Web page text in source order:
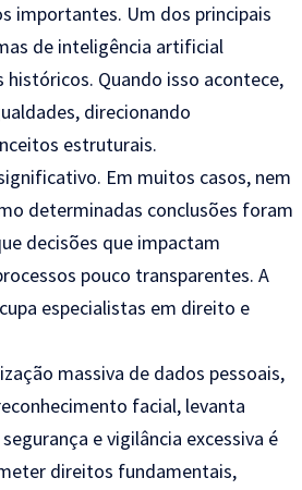
importantes. Um dos principais
de inteligência artificial
Quando isso acontece,
direcionando
estruturais.
Em muitos casos, nem
determinadas conclusões foram
decisões que impactam
pouco transparentes. A
especialistas em direito e
massiva de dados pessoais,
facial, levanta
e vigilância excessiva é
direitos fundamentais,